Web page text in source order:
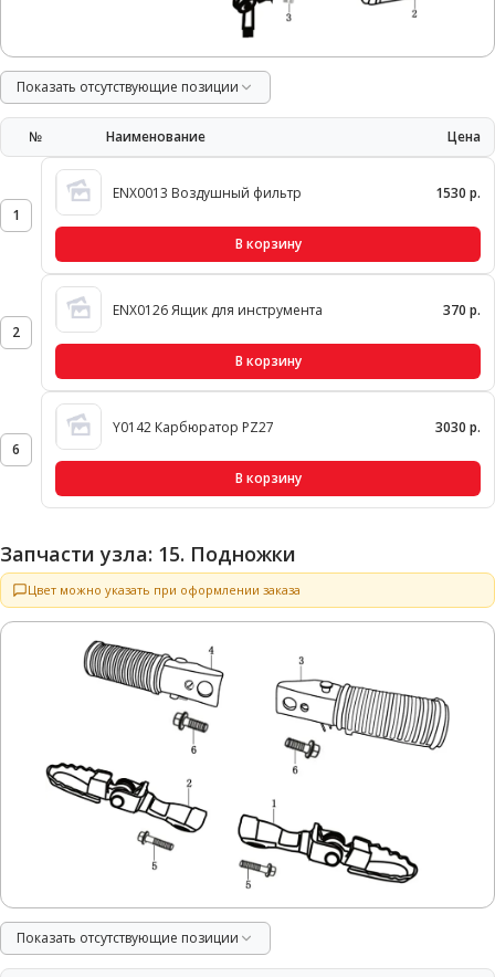
Показать отсутствующие позиции
№ Наименование Цена
1
ENX0013 Воздушный фильтр 1530 р.
В корзину
2
ENX0126 Ящик для инструмента 370 р.
В корзину
6
Y0142 Карбюратор PZ27 3030 р.
В корзину
Запчасти узла: 15. Подножки
Цвет можно указать при оформлении заказа
Показать отсутствующие позиции